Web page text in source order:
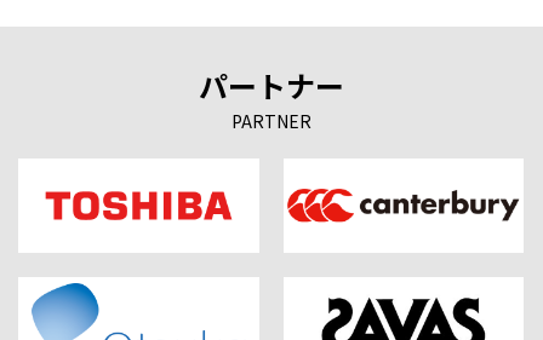
パートナー
PARTNER